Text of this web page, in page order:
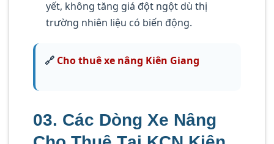
yết, không tăng giá đột ngột dù thị
trường nhiên liệu có biến động.
🔗 Cho thuê xe nâng Kiên Giang
03. Các Dòng Xe Nâng